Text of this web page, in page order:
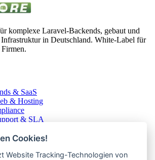
komplexe Laravel-Backends, gebaut und
Infrastruktur in Deutschland. White-Label für
& SaaS
& Hosting
& SLA
Cookies!
Website Tracking-Technologien von